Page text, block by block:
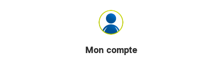
Mon compte